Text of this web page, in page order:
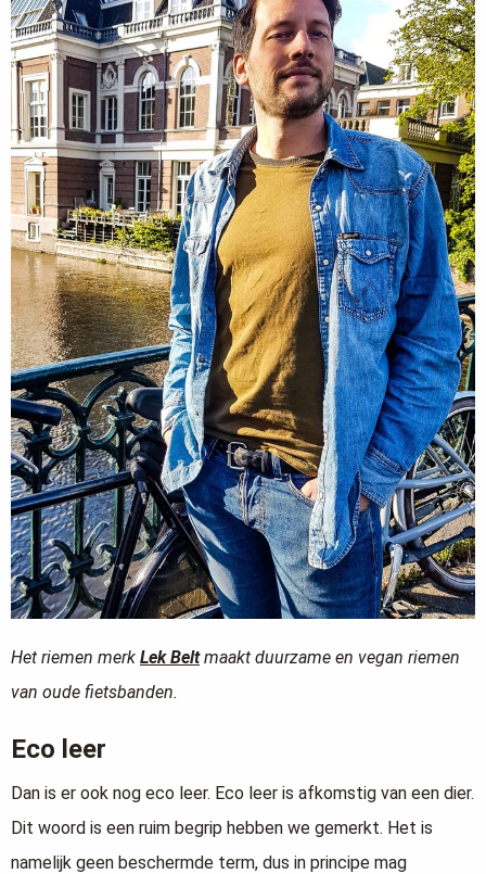
Het riemen merk Lek Beltmaakt duurzame en vegan riemen
van oude fietsbanden.
Eco leer
Dan is er ook nog eco leer. Eco leer is afkomstig van een dier.
Dit woord is een ruim begrip hebben we gemerkt. Het is
namelijk geen beschermde term, dus in principe mag